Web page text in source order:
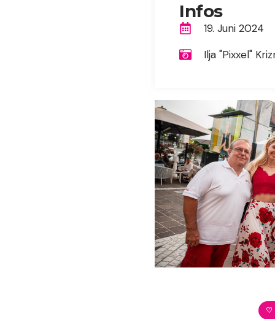
Infos
19. Juni 2024
Ilja "Pixxel"
♡